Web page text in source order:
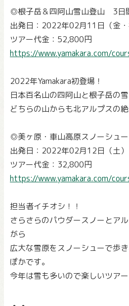
◎根子岳＆四阿山雪山登山 3日
出発日：2022年02月11日（金・
ツアー代金：52,800円
https://www.yamakara.com/
2022年Yamakara初登場！
日本百名山の四阿山と根子岳の
どちらの山からも北アルプスの
◎美ヶ原・車山高原スノーシュ
出発日：2022年02月12日（土）
ツアー代金：32,800円
https://www.yamakara.com/
担当者イチオシ！！
さらさらのパウダースノーとア
がら
広大な雪原をスノーシューで歩
ぽかです。
今年は雪も多いので楽しいツア